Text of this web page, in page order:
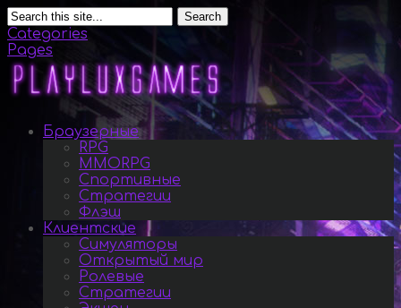
Search
Categories
Pages
Браузерные
RPG
MMORPG
Спортивные
Стратегии
Флэш
Клиентские
Симуляторы
Открытый мир
Ролевые
Стратегии